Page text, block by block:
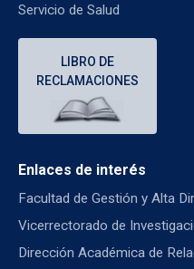
Servicio de Salud
LIBRO DE
RECLAMACIONES
Enlaces de interés
Facultad de Gestión y Alta
Vicerrectorado de
Dirección Académica de